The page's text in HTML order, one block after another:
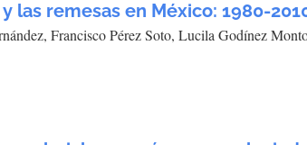
las remesas en México: 1980-
Francisco Pérez Soto, Lucila Godínez